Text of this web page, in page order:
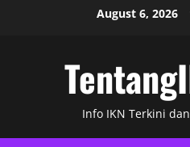
August 6, 2026
Info IKN Terkini